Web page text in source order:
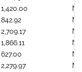
1,420.00